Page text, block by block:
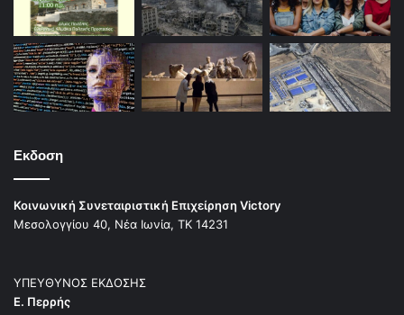
Εκδοση
Κοινωνική Συνεταιριστική Επιχείρηση Victory
Μεσολογγίου 40, Νέα Ιωνία, ΤΚ 14231
ΥΠΕΥΘΥΝΟΣ ΕΚΔΟΣΗΣ
Ε. Περρής